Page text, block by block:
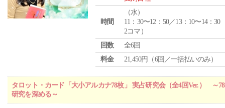
時間
（水）
11：30〜12：50／13：10〜14：30
2コマ）
回数
全6回
料金
21,450円（6回／一括払いのみ）
タロット・カード「大小アルカナ78枚」 実占研究会（全4回Ver.） ～
研究を深める～